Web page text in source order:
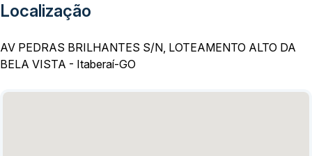
Localização
AV PEDRAS BRILHANTES S/N, LOTEAMENTO ALTO DA
BELA VISTA - Itaberaí-GO